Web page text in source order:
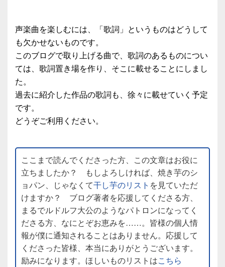
声楽曲を楽しむには、「歌詞」というものはどうして
も欠かせないものです。
このブログで取り上げる曲で、歌詞のあるものについ
ては、歌詞置き場を作り、そこに載せることにしまし
た。
過去に紹介した作品の歌詞も、徐々に載せていく予定
です。
どうぞご利用ください。
ここまで読んでくださった方、この文章はお役に
立ちましたか？ もしよろしければ、焼き芋のシ
ョパン、じゃなくて干し芋のリスト を見ていただ
けますか？ ブログ著者を応援してくださる方、
まるでルドルフ大公のようなパトロンになってく
ださる方、なにとぞお恵みを……。皆様の個人情
報が僕に通知されることはありません。応援して
くださった皆様、本当にありがとうございます。
励みになります。ほしいものリストはこちら